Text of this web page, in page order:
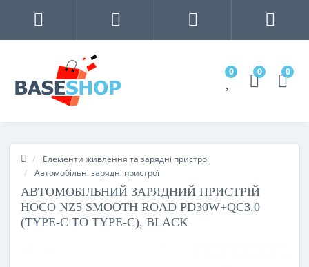
0 0 0
Елементи живлення та зарядні пристрої
Автомобільні зарядні пристрої
АВТОМОБІЛЬНИЙ ЗАРЯДНИЙ ПРИСТРІЙ
HOCO NZ5 SMOOTH ROAD PD30W+QC3.0
(TYPE-C TO TYPE-C), BLACK